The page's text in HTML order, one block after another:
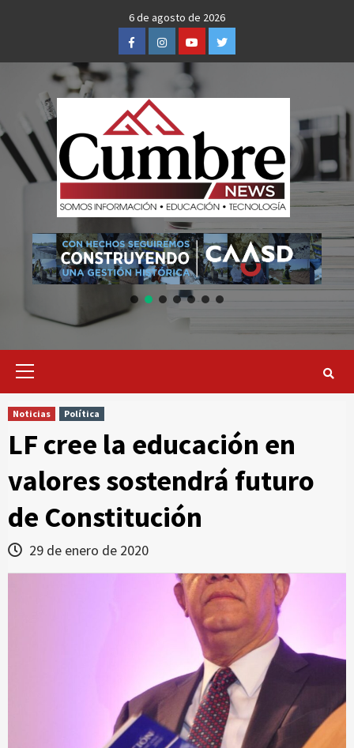
6 de agosto de 2026
FacebookInstagramYoutubeTwitter
Primary
Noticias Política
LF cree la educación en
valores sostendrá futuro
de Constitución
29 de enero de 2020